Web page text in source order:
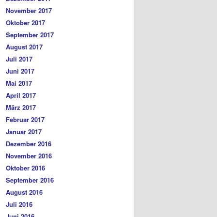
November 2017
Oktober 2017
September 2017
August 2017
Juli 2017
Juni 2017
Mai 2017
April 2017
März 2017
Februar 2017
Januar 2017
Dezember 2016
November 2016
Oktober 2016
September 2016
August 2016
Juli 2016